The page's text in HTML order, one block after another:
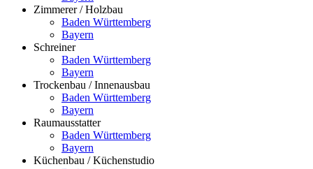
Zimmerer / Holzbau
Baden Württemberg
Bayern
Schreiner
Baden Württemberg
Bayern
Trockenbau / Innenausbau
Baden Württemberg
Bayern
Raumausstatter
Baden Württemberg
Bayern
Küchenbau / Küchenstudio